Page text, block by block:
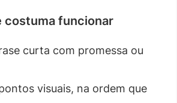
costuma funcionar
curta com promessa ou
visuais, na ordem que